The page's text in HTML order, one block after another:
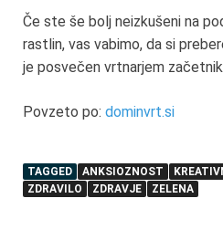
Če ste še bolj neizkušeni na
rastlin, vas vabimo, da si
je posvečen vrtnarjem
Povzeto po: dominvrt.si
TAGGED ANKSIOZNOST
ZDRAVILO
ZDRAVJE ZELENA